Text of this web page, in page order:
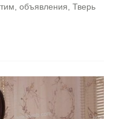
объявления, Тверь